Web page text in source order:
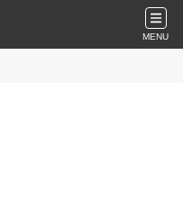
MENU